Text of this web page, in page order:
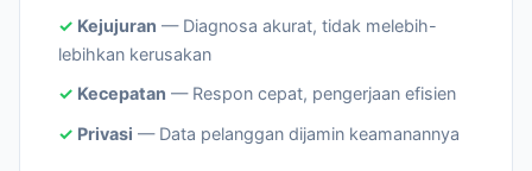
Kejujuran — Diagnosa akurat, tidak melebih-
lebihkan kerusakan
Kecepatan — Respon cepat, pengerjaan efisien
Privasi — Data pelanggan dijamin keamanannya